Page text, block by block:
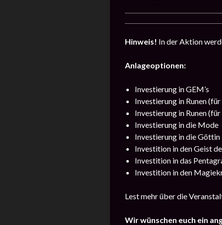
Hinweis! In der Aktion
Anlageoptionen:
Investierung in GEM’s
Investierung in Runen
Investierung in Runen
Investierung in die Mode
Investierung in die Göttin
Investition in den Geist
Investition in das
Investition in den
Lest mehr über die
Wir wünschen euch ein